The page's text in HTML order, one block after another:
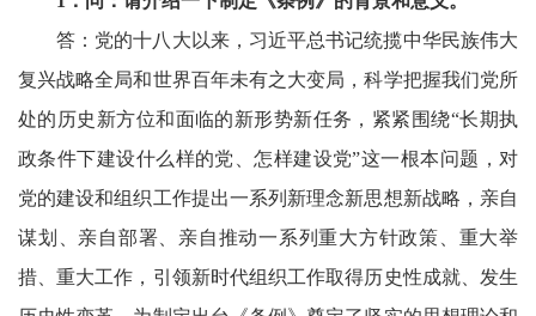
答：党的十八大以来，习近平总书记统揽中华民族伟大
复兴战略全局和世界百年未有之大变局，科学把握我们党所
处的历史新方位和面临的新形势新任务，紧紧围绕“长期执
政条件下建设什么样的党、怎样建设党”这一根本问题，对
党的建设和组织工作提出一系列新理念新思想新战略，亲自
谋划、亲自部署、亲自推动一系列重大方针政策、重大举
措、重大工作，引领新时代组织工作取得历史性成就、发生